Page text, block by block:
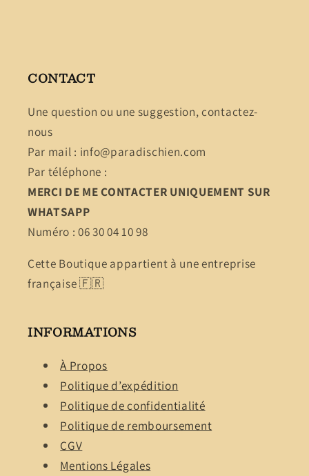
CONTACT
Une question ou une suggestion, contactez-
nous
Par mail : info@paradischien.com
Par téléphone :
MERCI DE ME CONTACTER UNIQUEMENT SUR
WHATSAPP
Numéro : 06 30 04 10 98
Cette Boutique appartient à une entreprise
française 🇫🇷
INFORMATIONS
À Propos
Politique d’expédition
Politique de confidentialité
Politique de remboursement
CGV
Mentions Légales